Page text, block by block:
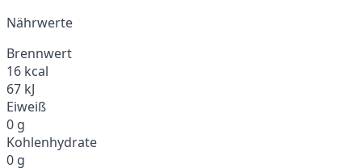
Nährwerte
Brennwert
16 kcal
67 kJ
Eiweiß
0 g
Kohlenhydrate
0 g